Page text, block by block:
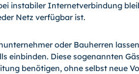
instabiler Internetverbindung
Netz verfügbar ist.
oder Bauherren
einbinden. Diese sogenannten
benötigen, ohne selbst neue